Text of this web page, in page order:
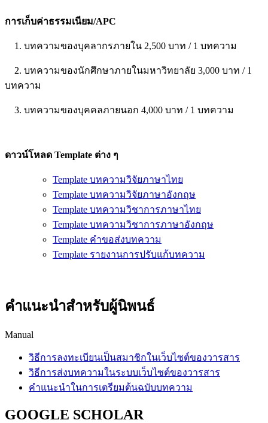
การเก็บค่าธรรมเนียม/APC
1. บทความของบุคลากรภายใน 2,500 บาท / 1 บทความ
2. บทความของนักศึกษาภายในมหาวิทยาลัย 3,000 บาท / 1
บทความ
3. บทความของบุคคลภายนอก 4,000 บาท / 1 บทความ
ดาวน์โหลด Template ต่าง ๆ
Template บทความวิจัยภาษาไทย
Template บทความวิจัยภาษาอังกฤษ
Template บทความวิชาการภาษาไทย
Template บทความวิชาการภาษาอังกฤษ
Template คำขอส่งบทความ
Template รายงานการปรับแก้บทความ
คำแนะนำสำหรับผู้นิพนธ์
Manual
วิธีการลงทะเบียนเป็นสมาชิกในเว็บไซต์ของวารสาร
วิธีการส่งบทความในระบบเว็บไซต์ของวารสาร
คำแนะนำในการเตรียมต้นฉบับบทความ
GOOGLE SCHOLAR